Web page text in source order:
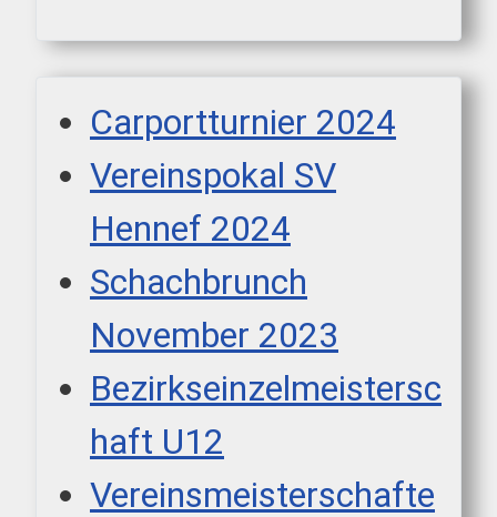
Carportturnier 2024
Vereinspokal SV
Hennef 2024
Schachbrunch
November 2023
Bezirkseinzelmeistersc
haft U12
Vereinsmeisterschafte